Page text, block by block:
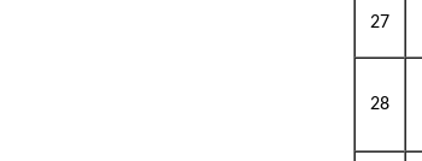
27
28